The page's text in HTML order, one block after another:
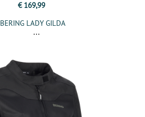
€ 169,99
BERING LADY GILDA